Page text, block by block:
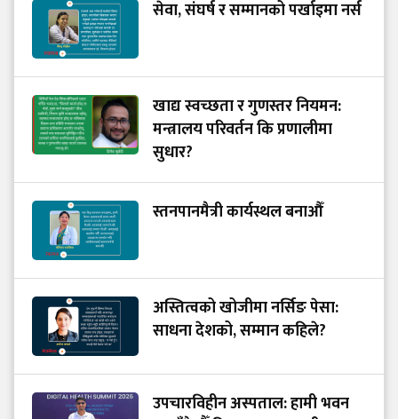
सेवा, संघर्ष र सम्मानको पर्खाइमा नर्स
खाद्य स्वच्छता र गुणस्तर नियमन:
मन्त्रालय परिवर्तन कि प्रणालीमा
सुधार?
स्तनपानमैत्री कार्यस्थल बनाऔँ
अस्तित्वको खोजीमा नर्सिङ पेसा:
साधना देशको, सम्मान कहिले?
उपचारविहीन अस्पताल: हामी भवन